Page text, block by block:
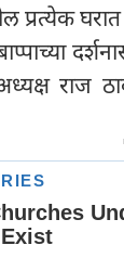
प्रत्येक
राज